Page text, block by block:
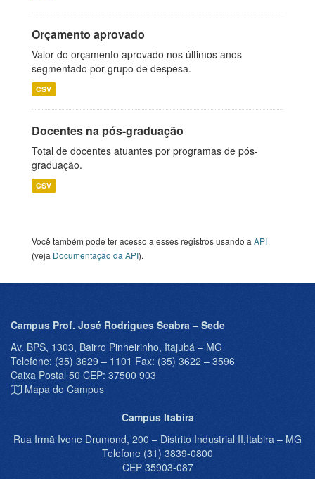
Orçamento aprovado
Valor do orçamento aprovado nos últimos anos
segmentado por grupo de despesa.
CSV
Docentes na pós-graduação
Total de docentes atuantes por programas de pós-
graduação.
CSV
Você também pode ter acesso a esses registros usando a API
(veja Documentação da API).
Campus Prof. José Rodrigues Seabra – Sede
Av. BPS, 1303, Bairro Pinheirinho, Itajubá – MG
Telefone: (35) 3629 – 1101 Fax: (35) 3622 – 3596
Caixa Postal 50 CEP: 37500 903
Mapa do Campus
Campus Itabira
Rua Irmã Ivone Drumond, 200 – Distrito Industrial II,Itabira – MG
Telefone (31) 3839-0800
CEP 35903-087